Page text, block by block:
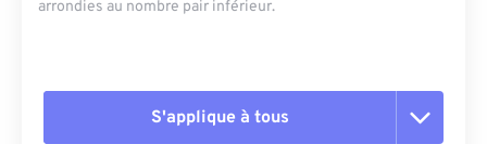
arrondies au nombre pair inférieur.
S'applique à tous